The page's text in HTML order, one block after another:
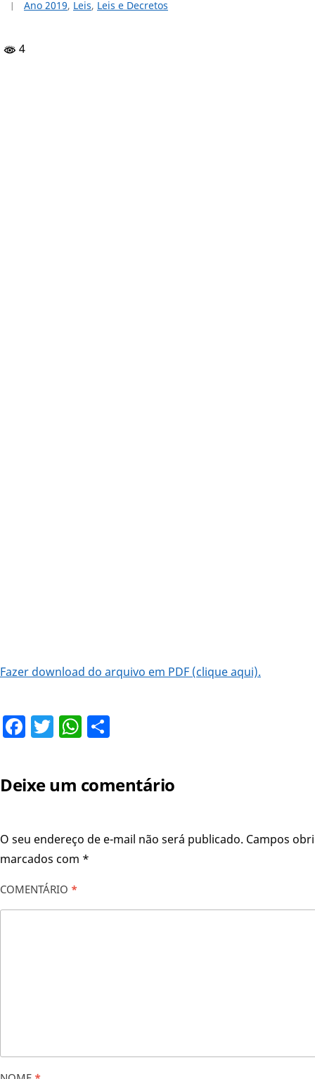
Ano 2019, Leis, Leis e Decretos
4
Fazer download do arquivo em PDF (clique aqui).
Facebook
TwitterWhatsApp
Deixe um comentário
O seu endereço de e-mail não será publicado. Campos
marcados com *
COMENTÁRIO *